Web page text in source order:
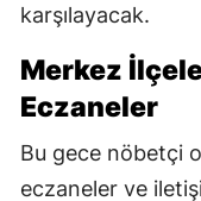
karşılayacak.
Merkez
Eczaneler
Bu gece nöbetçi
eczaneler ve